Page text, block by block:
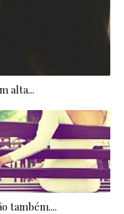
alta...
também....